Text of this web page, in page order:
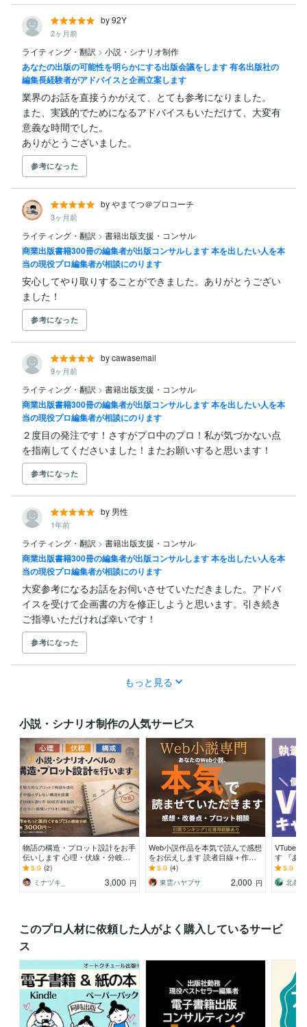
by 92Y
2ヶ月前
ライティング・翻訳 > 小説・シナリオ制作
あなたの出版の可能性を明らかにする出版会議をします 有名出版社の
編集長経験者がアドバイスと企画立案します
業界のお話を直接うかがえて、とても参考になりました。
また、実践的でためになるアドバイスもいただけて、大変有
意義な時間でした。
ありがとうございました。
参考になった
by やまてつ＠プロコーチ
3ヶ月前
ライティング・翻訳 > 書籍出版支援・コンサル
商業出版書籍300冊の編集者が出版コンサルします 本を出したい人を本
当の現役プロ編集者が相談にのります
安心してやり取りすることができました。ありがとうござい
ました！
参考になった
by cawasemail
9ヶ月前
ライティング・翻訳 > 書籍出版支援・コンサル
商業出版書籍300冊の編集者が出版コンサルします 本を出したい人を本
当の現役プロ編集者が相談にのります
２度目の発注です！さすがプロ中のプロ！私が気づかない点
を指南してくださいました！またお願いすると思います！
参考になった
by 男性
1年前
ライティング・翻訳 > 書籍出版支援・コンサル
商業出版書籍300冊の編集者が出版コンサルします 本を出したい人を本
当の現役プロ編集者が相談にのります
大変参考になるお話をお伺いさせていただきました。アドバ
イスを受けて企画書の方を修正しようと思います。引き続き
ご指導いただければ幸いです！
参考になった
もっと見る
小説・シナリオ制作の人気サービス
物語の構造・プロット設計をお手
伝いします 心理・伏線・分岐に
強い構成設計
5.0 (2)
ミナヅキ_
3,000 円
Web小説作品を本気で読んで感想
をお伝えします 読者目線＋作者
目線で丁寧にレビューします
5.0 (4)
東雲ハヤブサ
2,000 円
VTuber
す 『あ
い』を
5.0
このプロ人材に依頼した人がよく購入しているサービ
ス